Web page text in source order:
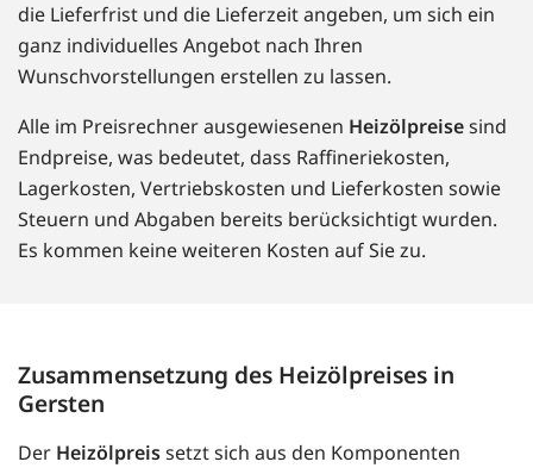
die Lieferfrist und die Lieferzeit angeben, um sich ein
ganz individuelles Angebot nach Ihren
Wunschvorstellungen erstellen zu lassen.
Alle im Preisrechner ausgewiesenen Heizölpreisesind
Endpreise, was bedeutet, dass Raffineriekosten,
Lagerkosten, Vertriebskosten und Lieferkosten sowie
Steuern und Abgaben bereits berücksichtigt wurden.
Es kommen keine weiteren Kosten auf Sie zu.
Zusammensetzung des Heizölpreises in
Gersten
Der Heizölpreissetzt sich aus den Komponenten